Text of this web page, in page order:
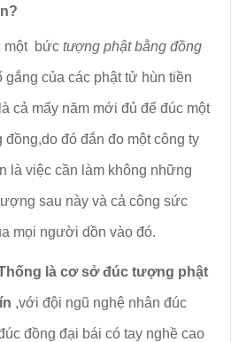
một bứctượng phật bằng đồng
gắng của các phật tử hùn tiền
cả mấy năm mới đủ để đúc một
đó đắn đo một công ty
là việc cần làm không những
sau này và cả công sức
mọi người dồn vào đó.
là cơ sở đúc tượng phật
,với đội ngũ nghệ nhân đúc
đồng đại bái có tay nghề cao